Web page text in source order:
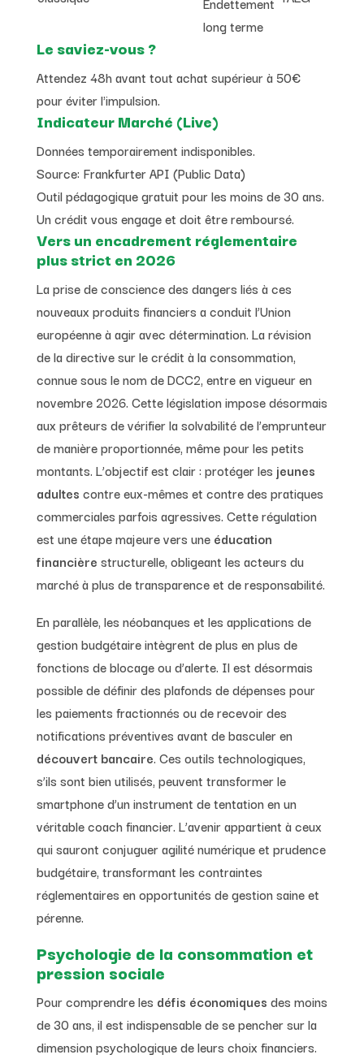
long terme
Le saviez-vous ?
Attendez 48h avant tout achat supérieur à 50€
pour éviter l'impulsion.
Indicateur Marché (Live)
Données temporairement indisponibles.
Source: Frankfurter API (Public Data)
Outil pédagogique gratuit pour les moins de 30 ans.
Un crédit vous engage et doit être remboursé.
Vers un encadrement réglementaire
plus strict en 2026
La prise de conscience des dangers liés à ces
nouveaux produits financiers a conduit l’Union
européenne à agir avec détermination. La révision
de la directive sur le crédit à la consommation,
connue sous le nom de DCC2, entre en vigueur en
novembre 2026. Cette législation impose désormais
aux prêteurs de vérifier la solvabilité de l’emprunteur
de manière proportionnée, même pour les petits
montants. L’objectif est clair : protéger les jeunes
adultes contre eux-mêmes et contre des pratiques
commerciales parfois agressives. Cette régulation
est une étape majeure vers une éducation
financière structurelle, obligeant les acteurs du
marché à plus de transparence et de responsabilité.
En parallèle, les néobanques et les applications de
gestion budgétaire intègrent de plus en plus de
fonctions de blocage ou d’alerte. Il est désormais
possible de définir des plafonds de dépenses pour
les paiements fractionnés ou de recevoir des
notifications préventives avant de basculer en
découvert bancaire. Ces outils technologiques,
s’ils sont bien utilisés, peuvent transformer le
smartphone d’un instrument de tentation en un
véritable coach financier. L’avenir appartient à ceux
qui sauront conjuguer agilité numérique et prudence
budgétaire, transformant les contraintes
réglementaires en opportunités de gestion saine et
pérenne.
Psychologie de la consommation et
pression sociale
Pour comprendre les défis économiques des moins
de 30 ans, il est indispensable de se pencher sur la
dimension psychologique de leurs choix financiers.